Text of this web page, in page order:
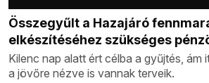
Összegyűlt a Hazajáró
elkészítéséhez szükséges
Kilenc nap alatt ért célba a gyűjtés, ám
a jövőre nézve is vannak terveik.